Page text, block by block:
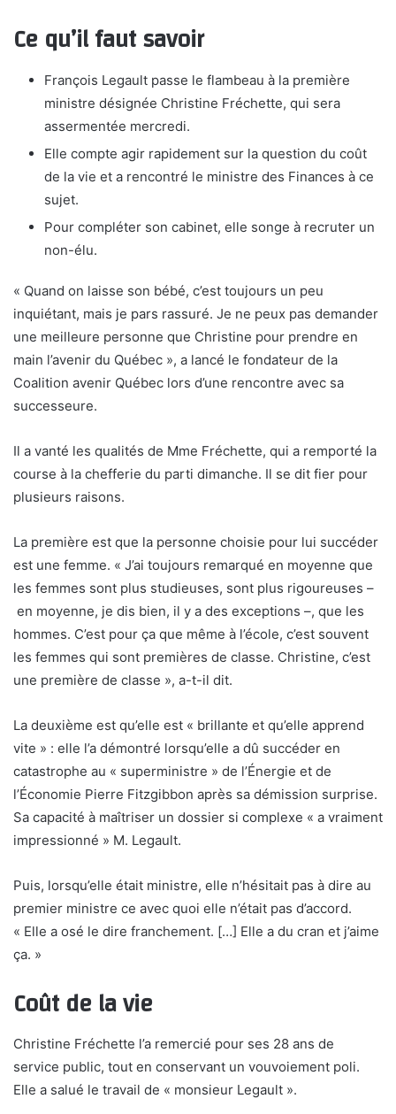
Ce qu’il faut savoir
François Legault passe le flambeau à la première
ministre désignée Christine Fréchette, qui sera
assermentée mercredi.
Elle compte agir rapidement sur la question du coût
de la vie et a rencontré le ministre des Finances à ce
sujet.
Pour compléter son cabinet, elle songe à recruter un
non-élu.
« Quand on laisse son bébé, c’est toujours un peu
inquiétant, mais je pars rassuré. Je ne peux pas demander
une meilleure personne que Christine pour prendre en
main l’avenir du Québec », a lancé le fondateur de la
Coalition avenir Québec lors d’une rencontre avec sa
successeure.
Il a vanté les qualités de Mme Fréchette, qui a remporté la
course à la chefferie du parti dimanche. Il se dit fier pour
plusieurs raisons.
La première est que la personne choisie pour lui succéder
est une femme. « J’ai toujours remarqué en moyenne que
les femmes sont plus studieuses, sont plus rigoureuses –
en moyenne, je dis bien, il y a des exceptions –, que les
hommes. C’est pour ça que même à l’école, c’est souvent
les femmes qui sont premières de classe. Christine, c’est
une première de classe », a-t-il dit.
La deuxième est qu’elle est « brillante et qu’elle apprend
vite » : elle l’a démontré lorsqu’elle a dû succéder en
catastrophe au « superministre » de l’Énergie et de
l’Économie Pierre Fitzgibbon après sa démission surprise.
Sa capacité à maîtriser un dossier si complexe « a vraiment
impressionné » M. Legault.
Puis, lorsqu’elle était ministre, elle n’hésitait pas à dire au
premier ministre ce avec quoi elle n’était pas d’accord.
« Elle a osé le dire franchement. […] Elle a du cran et j’aime
ça. »
Coût de la vie
Christine Fréchette l’a remercié pour ses 28 ans de
service public, tout en conservant un vouvoiement poli.
Elle a salué le travail de « monsieur Legault ».